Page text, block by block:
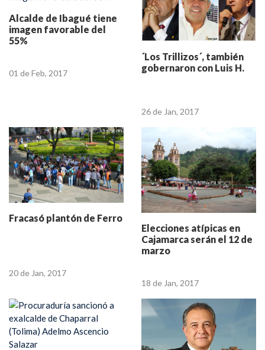
Alcalde de Ibagué tiene
imagen favorable del
55%
01 de Feb, 2017
´Los Trillizos´, también
gobernaron con Luis H.
26 de Jan, 2017
Fracasó plantón de Ferro
20 de Jan, 2017
Elecciones atípicas en
Cajamarca serán el 12 de
marzo
18 de Jan, 2017